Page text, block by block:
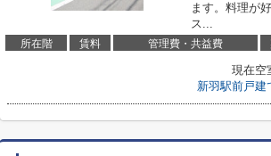
ます。料理が
ス...
所在階 賃料 管理費・共益費
現在空
新羽駅前戸建